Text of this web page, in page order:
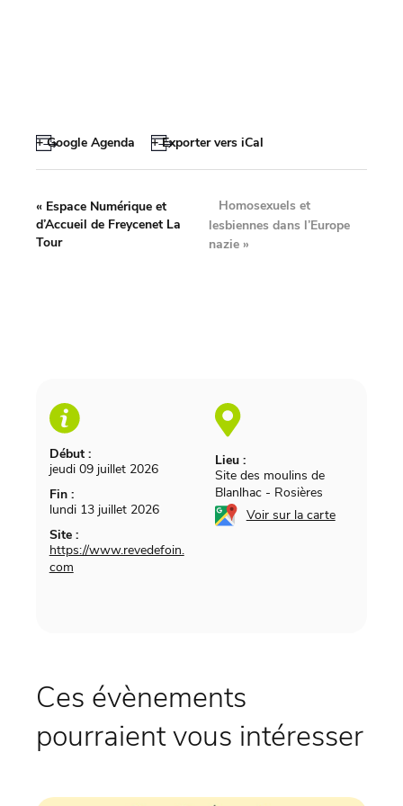
+ Google Agenda + Exporter vers iCal
Début :
jeudi 09 juillet 2026
Fin :
lundi 13 juillet 2026
Site :
https://www.revedefoin.
com
Lieu :
Site des moulins de
Blanlhac - Rosières
Voir sur la carte
« Espace Numérique et
d’Accueil de Freycenet La
Tour
Homosexuels et
lesbiennes dans l’Europe
nazie»
Ces évènements
pourraient vous intéresser